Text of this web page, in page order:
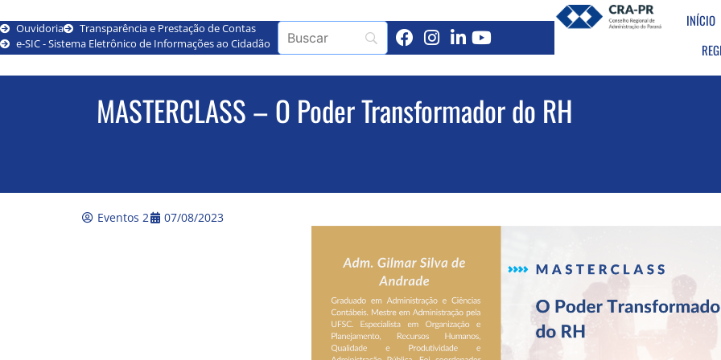
Ouvidoria
Transparência e Prestação de Contas
e-SIC - Sistema Eletrônico de Informações ao Cidadão
INÍCIO
MASTERCLASS – O Poder Transformador do RH
Eventos 2 07/08/2023